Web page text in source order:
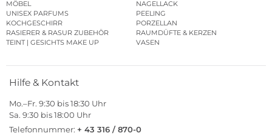
MÖBEL
NAGELLACK
UNISEX PARFUMS
PEELING
KOCHGESCHIRR
PORZELLAN
RASIERER & RASUR ZUBEHÖR
RAUMDÜFTE & KERZEN
TEINT | GESICHTS MAKE UP
VASEN
Hilfe & Kontakt
Mo.–Fr. 9:30 bis 18:30 Uhr
Sa. 9:30 bis 18:00 Uhr
Telefonnummer: + 43 316 / 870-0